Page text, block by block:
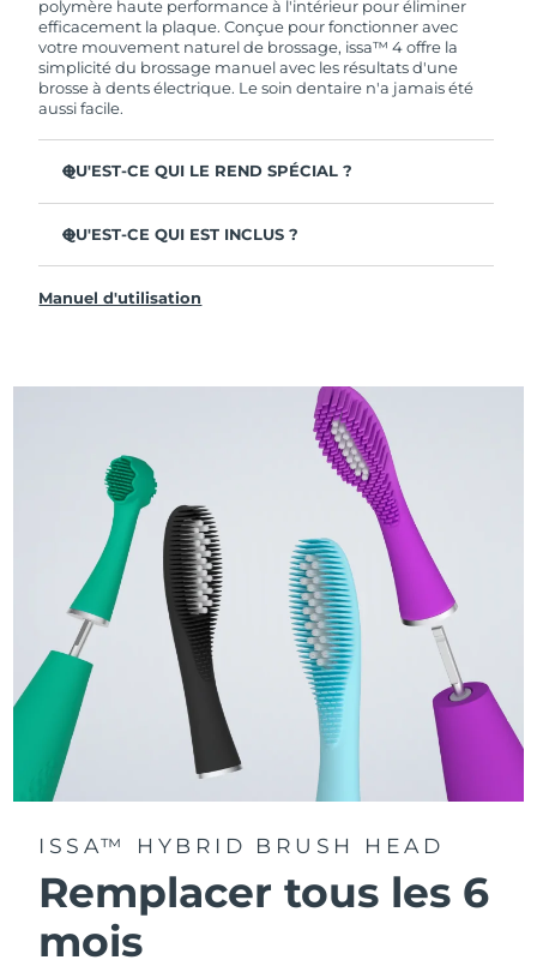
polymère haute performance à l'intérieur pour éliminer
efficacement la plaque. Conçue pour fonctionner avec
votre mouvement naturel de brossage, issa™ 4 offre la
simplicité du brossage manuel avec les résultats d'une
brosse à dents électrique. Le soin dentaire n'a jamais été
aussi facile.
QU'EST-CE QUI LE REND SPÉCIAL ?
dentaire globale de +140 % en seulement 1 mois.
Cliniquement prouvée pour éliminer 30 % de plaque en
3 modes de brossage : Deep Clean, Whitening &
La technologie Sonic Pulse délivre 11 000 pulsations par
minute.
Accédez à des modes de brossage personnalisés via
l'application FOREO For You.
QU'EST-CE QUI EST INCLUS ?
Câble de charge USB
Manuel d'utilisation
ISSA™ HYBRID BRUSH HEAD
Remplacer tous les 6
mois